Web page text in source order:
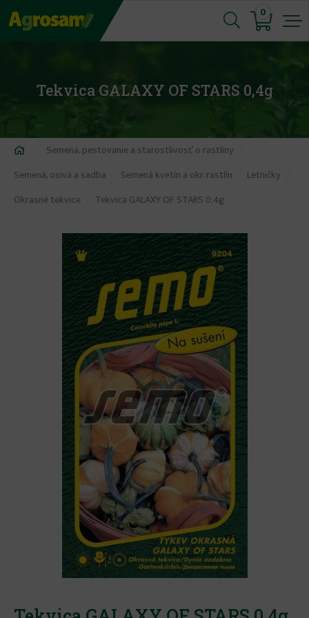
Jump
to
0
Tekvica GALAXY OF STARS 0,4g
Nachádzate
sa
tu
Semená, pestovanie a starostlivosť o rastliny
Semená, osivá a sadba
Semená kvetín a okr. rastlín
Letničky
Okrasné tekvice
Tekvica GALAXY OF STARS 0,4g